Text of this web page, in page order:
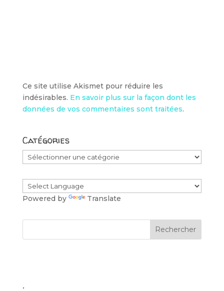
Ce site utilise Akismet pour réduire les
indésirables. En savoir plus sur la façon dont les
données de vos commentaires sont traitées.
Catégories
Catégories
Powered by Translate
.